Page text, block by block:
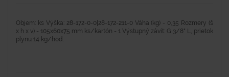
Objem: ks Výška: 28-172-0-0|28-172-211-0 Váha (kg) - 0,35 Rozmery (š
x h x v) - 105x60x75 mm ks/kartón - 1 Výstupný závit: G 3/8" L, prietok
plynu 14 kg/hod.